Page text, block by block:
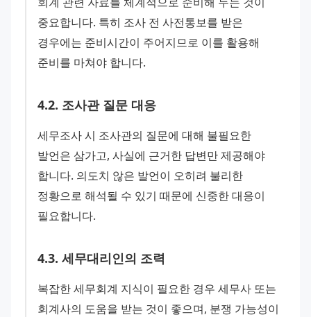
중요합니다. 특히 조사 전 사전통보를 받은
경우에는 준비시간이 주어지므로 이를 활용해
준비를 마쳐야 합니다.
4.2. 조사관 질문 대응
세무조사 시 조사관의 질문에 대해 불필요한
발언은 삼가고, 사실에 근거한 답변만 제공해야
합니다. 의도치 않은 발언이 오히려 불리한
정황으로 해석될 수 있기 때문에 신중한 대응이
필요합니다.
4.3. 세무대리인의 조력
복잡한 세무회계 지식이 필요한 경우 세무사 또는
회계사의 도움을 받는 것이 좋으며, 분쟁 가능성이